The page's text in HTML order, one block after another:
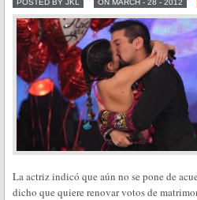
POSTED BY JKL ON MARCH - 28 - 2012
La actriz indicó que aún no se pone de
dicho que quiere renovar votos de